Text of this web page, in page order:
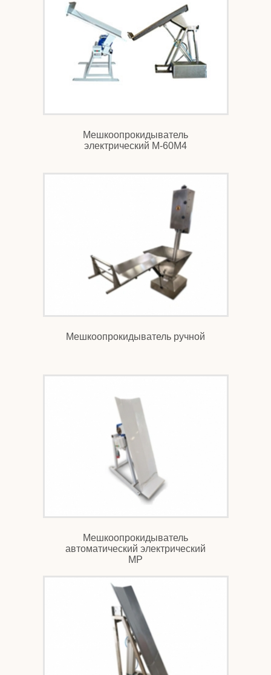
Мешкоопрокидыватель
электрический М-60М4
Мешкоопрокидыватель ручной
Мешкоопрокидыватель
автоматический электрический
МР